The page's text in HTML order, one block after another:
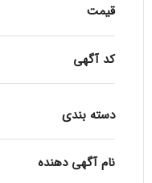
قیمت
کد آگهی
دسته بندی
نام آگهی دهنده